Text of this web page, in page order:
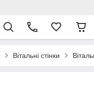
Вітальні стінки